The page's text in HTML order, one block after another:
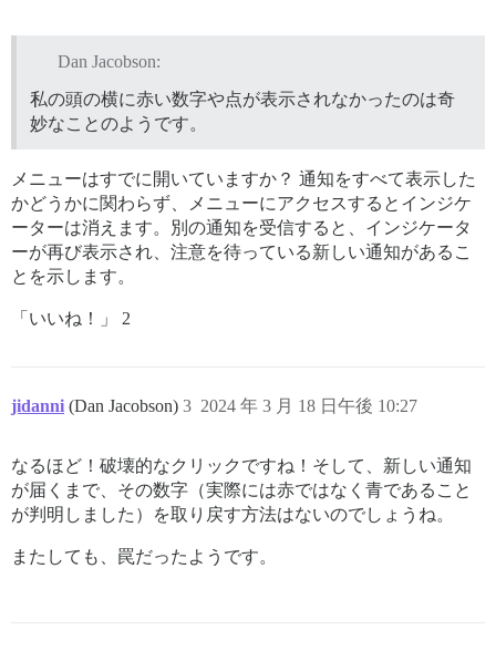
Dan Jacobson:
私の頭の横に赤い数字や点が表示されなかったのは奇
妙なことのようです。
メニューはすでに開いていますか？ 通知をすべて表示した
かどうかに関わらず、メニューにアクセスするとインジケ
ーターは消えます。別の通知を受信すると、インジケータ
ーが再び表示され、注意を待っている新しい通知があるこ
とを示します。
「いいね！」 2
jidanni (Dan Jacobson) 2024 年 3 月 18 日午後 10:27
3
なるほど！破壊的なクリックですね！そして、新しい通知
が届くまで、その数字（実際には赤ではなく青であること
が判明しました）を取り戻す方法はないのでしょうね。
またしても、罠だったようです。